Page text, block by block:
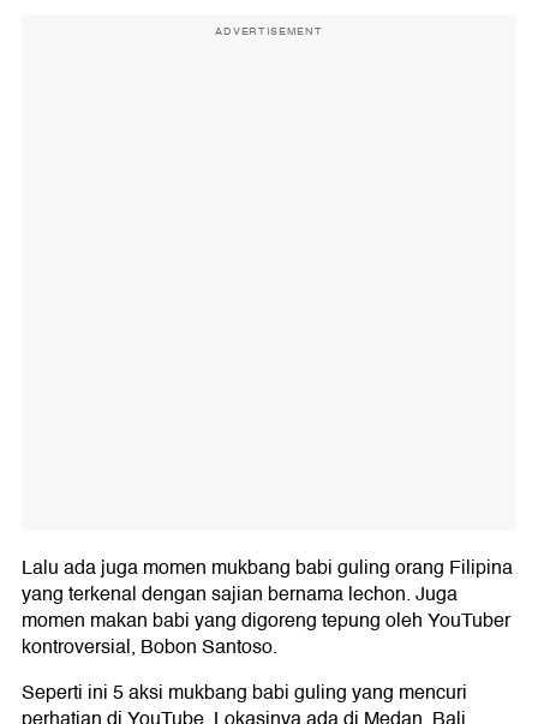
ADVERTISEMENT
Lalu ada juga momen mukbang babi guling orang Filipina
yang terkenal dengan sajian bernama lechon. Juga
momen makan babi yang digoreng tepung oleh YouTuber
kontroversial, Bobon Santoso.
Seperti ini 5 aksi mukbang babi guling yang mencuri